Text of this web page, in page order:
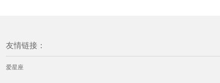
友情链接：
爱星座